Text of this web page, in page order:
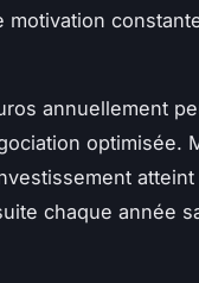
motivation
annuellement
optimisée.
chaque année